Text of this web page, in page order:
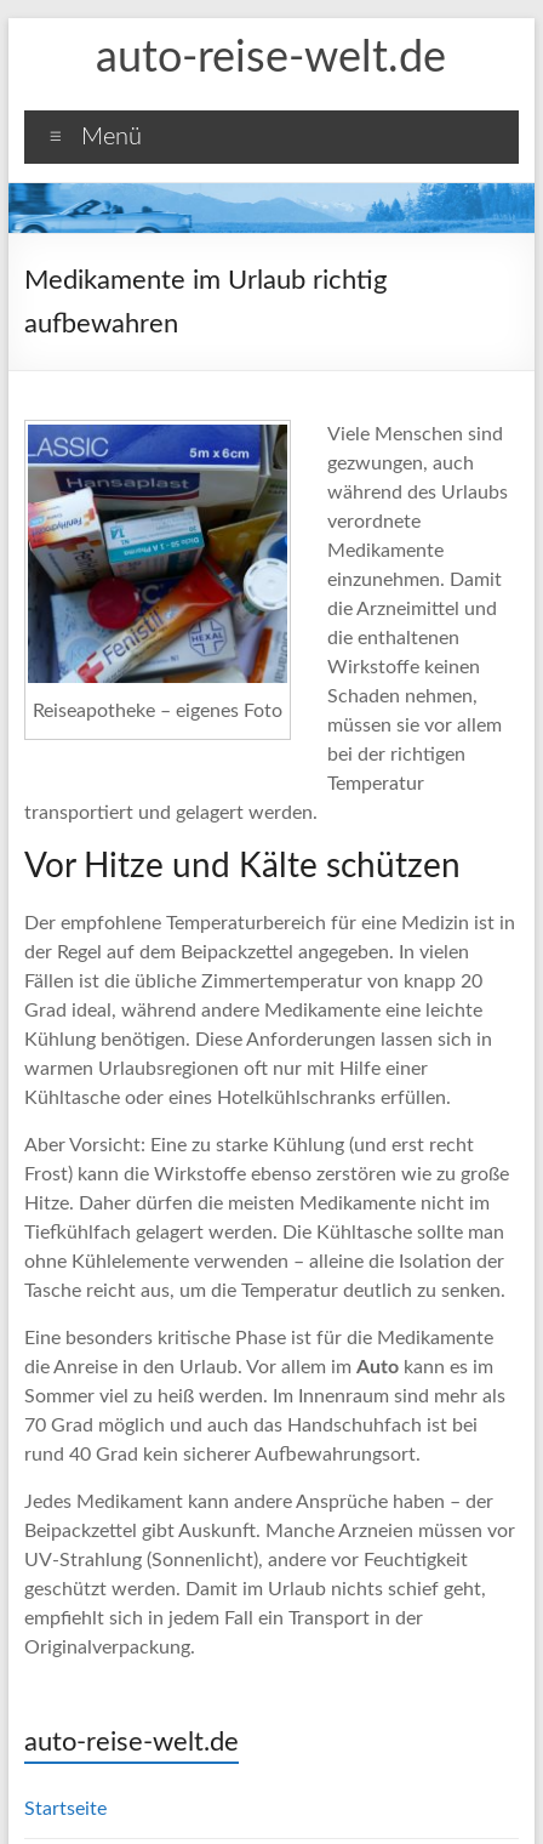
auto-reise-welt.de
Menü
Medikamente im Urlaub richtig
aufbewahren
Reiseapotheke – eigenes Foto
Viele Menschen sind
gezwungen, auch
während des Urlaubs
verordnete
Medikamente
einzunehmen. Damit
die Arzneimittel und
die enthaltenen
Wirkstoffe keinen
Schaden nehmen,
müssen sie vor allem
bei der richtigen
Temperatur
transportiert und gelagert werden.
Vor Hitze und Kälte schützen
Der empfohlene Temperaturbereich für eine Medizin ist in
der Regel auf dem Beipackzettel angegeben. In vielen
Fällen ist die übliche Zimmertemperatur von knapp 20
Grad ideal, während andere Medikamente eine leichte
Kühlung benötigen. Diese Anforderungen lassen sich in
warmen Urlaubsregionen oft nur mit Hilfe einer
Kühltasche oder eines Hotelkühlschranks erfüllen.
Aber Vorsicht: Eine zu starke Kühlung (und erst recht
Frost) kann die Wirkstoffe ebenso zerstören wie zu große
Hitze. Daher dürfen die meisten Medikamente nicht im
Tiefkühlfach gelagert werden. Die Kühltasche sollte man
ohne Kühlelemente verwenden – alleine die Isolation der
Tasche reicht aus, um die Temperatur deutlich zu senken.
Eine besonders kritische Phase ist für die Medikamente
die Anreise in den Urlaub. Vor allem im Autokann es im
Sommer viel zu heiß werden. Im Innenraum sind mehr als
70 Grad möglich und auch das Handschuhfach ist bei
rund 40 Grad kein sicherer Aufbewahrungsort.
Jedes Medikament kann andere Ansprüche haben – der
Beipackzettel gibt Auskunft. Manche Arzneien müssen vor
UV-Strahlung (Sonnenlicht), andere vor Feuchtigkeit
geschützt werden. Damit im Urlaub nichts schief geht,
empfiehlt sich in jedem Fall ein Transport in der
Originalverpackung.
auto-reise-welt.de
Startseite